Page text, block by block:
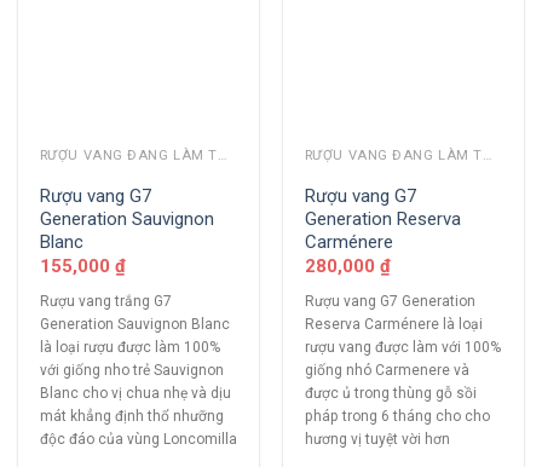
RƯỢU VANG ĐANG LÀM THỊ TRƯỜNG
Rượu vang G7
Generation Sauvignon
Blanc
155,000 ₫
Rượu vang trắng G7
Generation Sauvignon Blanc
là loại rượu được làm 100%
với giống nho trẻ Sauvignon
Blanc cho vị chua nhẹ và dịu
mát khẳng định thổ nhưỡng
độc đáo của vùng Loncomilla
RƯỢU VANG ĐANG LÀM THỊ TRƯỜNG
Rượu vang G7
Generation Reserva
Carménere
280,000 ₫
Rượu vang G7 Generation
Reserva Carménere là loại
rượu vang được làm với 100%
giống nhó Carmenere và
được ủ trong thùng gỗ sồi
pháp trong 6 tháng cho cho
hương vị tuyệt vời hơn